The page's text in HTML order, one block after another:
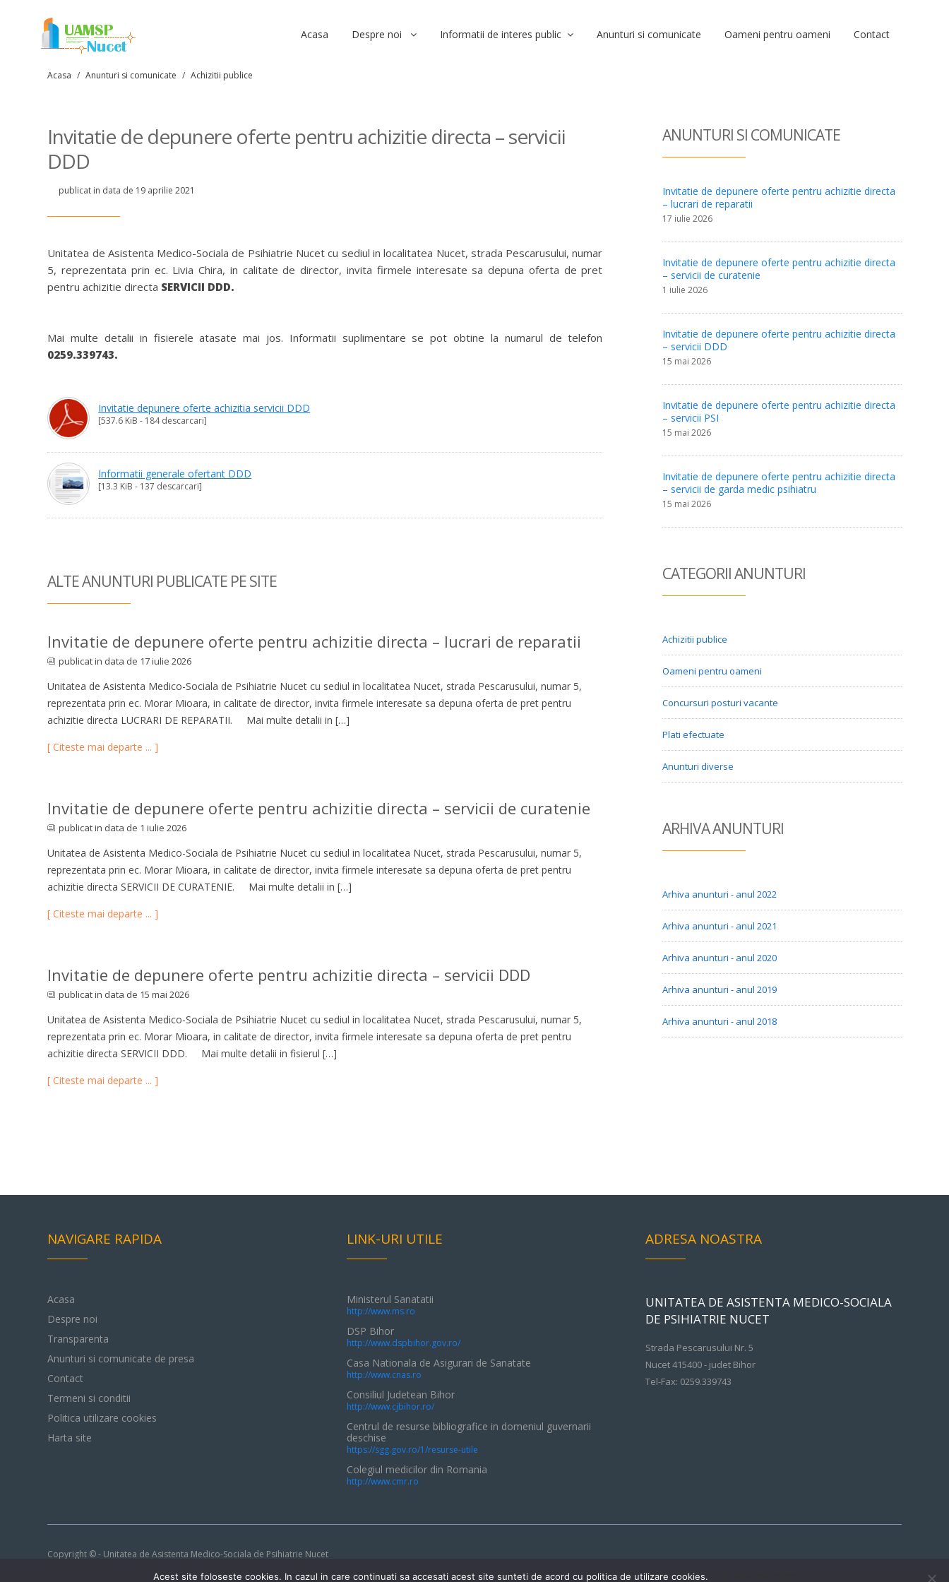
Contact
Oameni pentru oameni
Anunturi si comunicate
Informatii de interes public
Despre noi
Acasa
Acasa / Anunturi si comunicate / Achizitii publice
Invitatie de depunere oferte pentru achizitie directa – servicii
DDD
publicat in data de 19 aprilie 2021
Unitatea de Asistenta Medico-Sociala de Psihiatrie Nucet cu sediul in localitatea Nucet, strada Pescarusului, numar
5, reprezentata prin ec. Livia Chira, in calitate de director, invita firmele interesate sa depuna oferta de pret
pentru achizitie directa SERVICII DDD.
Mai multe detalii in fisierele atasate mai jos. Informatii suplimentare se pot obtine la numarul de telefon
0259.339743.
Invitatie depunere oferte achizitia servicii DDD
[537.6 KiB - 184 descarcari]
Informatii generale ofertant DDD
[13.3 KiB - 137 descarcari]
ALTE ANUNTURI PUBLICATE PE SITE
Invitatie de depunere oferte pentru achizitie directa – lucrari de reparatii
publicat in data de 17 iulie 2026
Unitatea de Asistenta Medico-Sociala de Psihiatrie Nucet cu sediul in localitatea Nucet, strada Pescarusului, numar 5,
reprezentata prin ec. Morar Mioara, in calitate de director, invita firmele interesate sa depuna oferta de pret pentru
achizitie directa LUCRARI DE REPARATII. Mai multe detalii in […]
[ Citeste mai departe ... ]
Invitatie de depunere oferte pentru achizitie directa – servicii de curatenie
publicat in data de 1 iulie 2026
Unitatea de Asistenta Medico-Sociala de Psihiatrie Nucet cu sediul in localitatea Nucet, strada Pescarusului, numar 5,
reprezentata prin ec. Morar Mioara, in calitate de director, invita firmele interesate sa depuna oferta de pret pentru
achizitie directa SERVICII DE CURATENIE. Mai multe detalii in […]
[ Citeste mai departe ... ]
Invitatie de depunere oferte pentru achizitie directa – servicii DDD
publicat in data de 15 mai 2026
Unitatea de Asistenta Medico-Sociala de Psihiatrie Nucet cu sediul in localitatea Nucet, strada Pescarusului, numar 5,
reprezentata prin ec. Morar Mioara, in calitate de director, invita firmele interesate sa depuna oferta de pret pentru
achizitie directa SERVICII DDD. Mai multe detalii in fisierul […]
[ Citeste mai departe ... ]
ANUNTURI SI COMUNICATE
Invitatie de depunere oferte pentru achizitie directa
– lucrari de reparatii
17 iulie 2026
Invitatie de depunere oferte pentru achizitie directa
– servicii de curatenie
1 iulie 2026
Invitatie de depunere oferte pentru achizitie directa
– servicii DDD
15 mai 2026
Invitatie de depunere oferte pentru achizitie directa
– servicii PSI
15 mai 2026
Invitatie de depunere oferte pentru achizitie directa
– servicii de garda medic psihiatru
15 mai 2026
CATEGORII ANUNTURI
Achizitii publice
Oameni pentru oameni
Concursuri posturi vacante
Plati efectuate
Anunturi diverse
ARHIVA ANUNTURI
Arhiva anunturi - anul 2022
Arhiva anunturi - anul 2021
Arhiva anunturi - anul 2020
Arhiva anunturi - anul 2019
Arhiva anunturi - anul 2018
NAVIGARE RAPIDA
Acasa
Despre noi
Transparenta
Anunturi si comunicate de presa
Contact
Termeni si conditii
Politica utilizare cookies
Harta site
LINK-URI UTILE
Ministerul Sanatatii
http://www.ms.ro
DSP Bihor
http://www.dspbihor.gov.ro/
Casa Nationala de Asigurari de Sanatate
http://www.cnas.ro
Consiliul Judetean Bihor
http://www.cjbihor.ro/
Centrul de resurse bibliografice in domeniul guvernarii
deschise
https://sgg.gov.ro/1/resurse-utile
Colegiul medicilor din Romania
http://www.cmr.ro
ADRESA NOASTRA
UNITATEA DE ASISTENTA MEDICO-SOCIALA
DE PSIHIATRIE NUCET
Strada Pescarusului Nr. 5
Nucet 415400 - judet Bihor
Tel-Fax: 0259.339743
Copyright © - Unitatea de Asistenta Medico-Sociala de Psihiatrie Nucet
Acest site foloseste cookies. In cazul in care continuati sa accesati acest site sunteti de acord cu politica de utilizare cookies.